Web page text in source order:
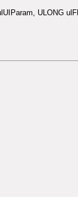
ULONG